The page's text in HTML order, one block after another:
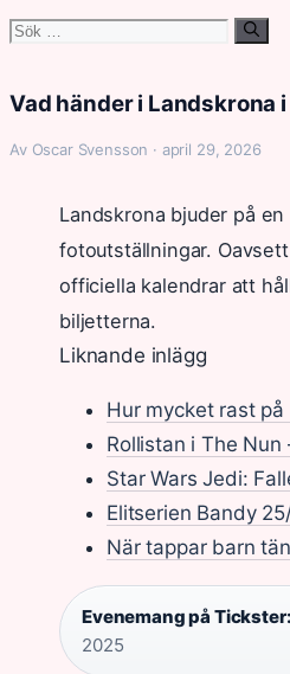
Sök
Vad händer i Landskrona
Av Oscar Svensson · april 29, 2026
Landskrona bjuder på
fotoutställningar.
officiella kalendrar att
biljetterna.
Liknande inlägg
Hur mycket rast
Rollistan i The
Star Wars Jedi:
Elitserien Bandy
När tappar barn
Evenemang på Tickster:
2025